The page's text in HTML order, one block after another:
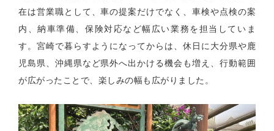
在は営業職として、車の提案だけでなく、車検や点検の案
内、納車準備、保険対応など幅広い業務を担当していま
す。宮崎で暮らすようになってからは、休日に大分県や鹿
児島県、沖縄県など県外へ出かける機会も増え、行動範囲
が広がったことで、楽しみの幅も広がりました。